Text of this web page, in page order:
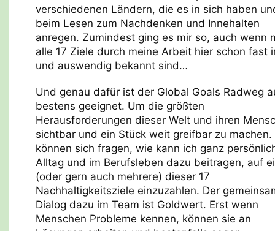
verschiedenen Ländern, die es in sich haben
beim Lesen zum Nachdenken und Innehalten
anregen. Zumindest ging es mir so, auch wenn
alle 17 Ziele durch meine Arbeit hier schon fast
und auswendig bekannt sind…
Und genau dafür ist der Global Goals Radweg
bestens geeignet. Um die größten
Herausforderungen dieser Welt und ihren
sichtbar und ein Stück weit greifbar zu machen.
können sich fragen, wie kann ich ganz
Alltag und im Berufsleben dazu beitragen, auf
(oder gern auch mehrere) dieser 17
Nachhaltigkeitsziele einzuzahlen. Der
Dialog dazu im Team ist Goldwert. Erst wenn
Menschen Probleme kennen, können sie an